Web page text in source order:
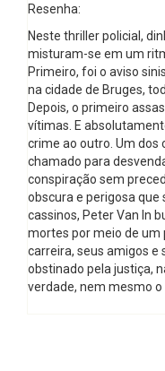
Resenha:
Neste thriller policial,
misturam-se em um
Primeiro, foi o aviso
na cidade de Bruges,
Depois, o primeiro
vítimas. E
crime ao outro. Um dos
chamado para
conspiração sem
obscura e perigosa que
cassinos, Peter Van In
mortes por meio de um
carreira, seus amigos e
obstinado pela justiça,
verdade, nem mesmo